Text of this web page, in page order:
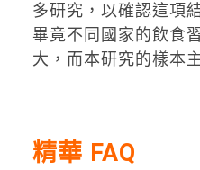
多研究，以確認這項
畢竟不同國家的飲食
大，而本研究的樣本
精華 FAQ